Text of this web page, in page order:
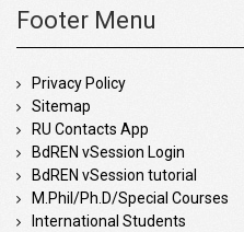
Footer Menu
Privacy Policy
Sitemap
RU Contacts App
BdREN vSession Login
BdREN vSession tutorial
M.Phil/Ph.D/Special Courses
International Students